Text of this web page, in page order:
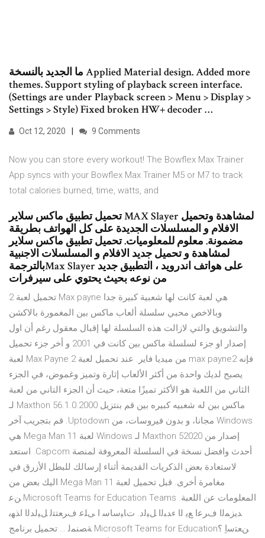
ما الجديد بالنسخة Applied Material design. Added more
themes. Support styling of playback screen interface.
(Settings are under Playback screen > Menu > Display >
Settings > Style) Fixed broken HW+ decoder …
Oct 12, 2020 9 Comments
Now you can store every workout! The Bowflex Max Trainer
App syncs with your Bowflex Max Trainer M5 or M7 to track
total calories burned, time, watts, and
تحميل تطبيق ماكس سلاير MAX Slayer لمشاهدة وتحميل
الافلام و المسلسلات الجديدة على كل الهواتف بطريقة
مضمونة. معلوم للمعلوميات. تحميل تطبيق ماكس سلاير
لمشاهدة و تحميل جديد الافلام و المسلسلات الاجنبية
بالترجمةMax Slayer على هواتف اندرويد ، التطبيق جديد
من نوعه بحيث يحتوي على سيرفرات
تحميل لعبة 2 Max payne هي لعبة كانت لها شعبية كبيرة جدا
وبالاخص محبي سلسلة ألعاب ماكس بين المغمورة بالاكشن
والتشويق والتي لازالت هذه السلسلة لها إقبال معقول رغم أن اول
إصدار او جزء لسلسلة ماكس بين كانت في 2001 و أخر جزء تحميل
لعبة Max Payne 2 من ميديا فاير. عند تحميل لعبة max payne2 فإنه
يصبح لديك واحدة من أكثر الألعاب إثارة وتميز وغموض، في الجزء
الثاني من اللعبة هو الأكثر تميزًا متعة، حيث أن الجزء التاني من لعبة
ماكس بين له شعبيه كبيره بين ‫قم بنتزيل Maxthon 56.1.0.2000 لـ
Windows مجانا، و بدون فيروسات، من Uptodown. قم بتجريب آخر
إصدار من Maxthon 52020 لـ Windows لعبة Mega Man 11 هي
أحدث وافضل نسخة في السلسلة المعروفة لمنصة Capcom. استعد
لاستعادة بعض الذكريات القديمة أثناء إرسالك للبطل الأزرق في
مغامرة أخرى. قبل تحميل لعبة Mega Man 11 اليك بعض من
المعلومات عن اللعبة. Microsoft Teams for Education Teams ﻦﻋ
ﺪﻳﺰﻤﻟا فﺮﻋا ﻊﻳ ﻟا ءﺪﺒﻟا ﻞﻴﻟد. تﺎﻴﺳﺎﺳ ا ﻰﻠﻋ فﺮﻌﺘﺘﻟ ﻞﻴﻟﺪﻟا اﺬﻬﺑ
ﻦﻌﺘﺳاِ ؟Microsoft Teams for Education ﺔﺼﻨﻤﻟ … تحميل برنامج